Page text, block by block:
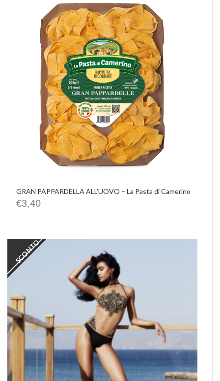
GRAN PAPPARDELLA ALL’UOVO – La Pasta di Camerino
€3,40
SCONTO